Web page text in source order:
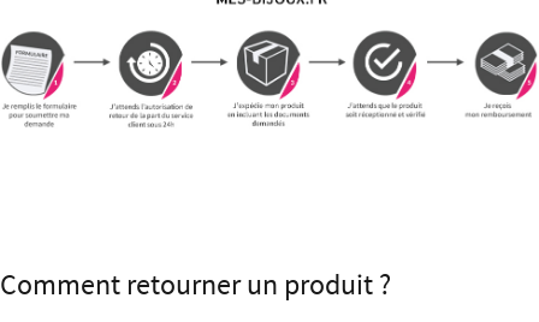
Comment retourner un produit ?